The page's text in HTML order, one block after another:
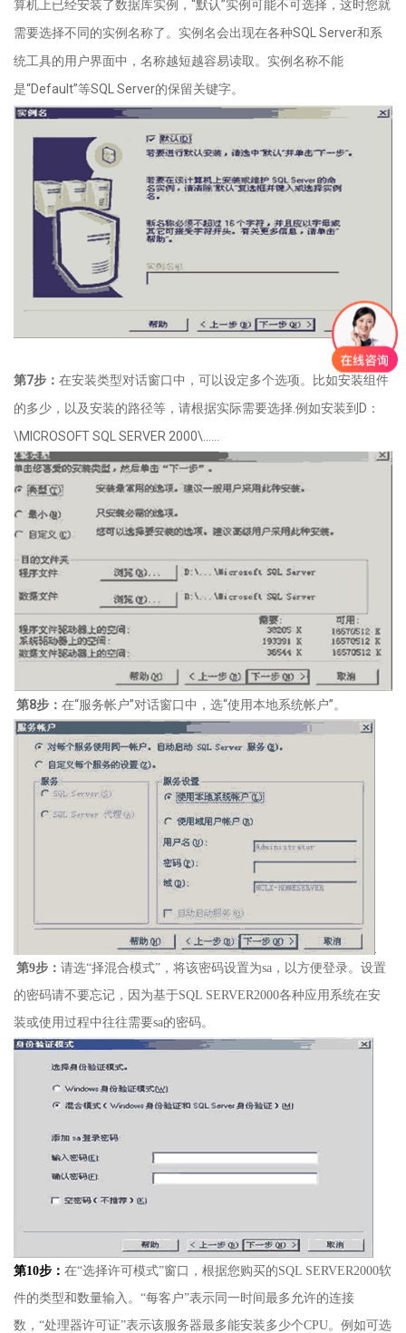
算机上已经安装了数据库实例，“默认”实例可能不可选择，这时您就
需要选择不同的实例名称了。实例名会出现在各种SQL Server和系
统工具的用户界面中，名称越短越容易读取。实例名称不能
是“Default”等SQL Server的保留关键字。
第7步： 在安装类型对话窗口中，可以设定多个选项。比如安装组件
的多少，以及安装的路径等，请根据实际需要选择 例如安装到 D ：
\MICROSOFT SQL SERVER 2000\......
第8步： 在“服务帐户”对话窗口中，选“使用本地系统帐户”。
第9步： 请选“择混合模式”，将该密码设置为sa ，以方便登录。设置
的密码请不要忘记，因为基于SQL SERVER2000各种应用系统在安
装或使用过程中往往需要sa的密码。
第10步： 在“选择许可模式”窗口，根据您购买的SQL SERVER2000软
件的类型和数量输入。“每客户”表示同一时间最多允许的连接
数，“处理器许可证”表示该服务器最多能安装多少个CPU。例如可选